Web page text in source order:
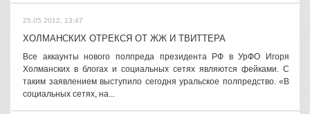
25.05.2012, 13:47
ХОЛМАНСКИХ ОТРЕКСЯ ОТ ЖЖ И ТВИТТЕРА
Все аккаунты нового полпреда президента РФ в УрФО Игоря
Холманских в блогах и социальных сетях являются фейками. С
таким заявлением выступило сегодня уральское полпредство. «В
социальных сетях, на...